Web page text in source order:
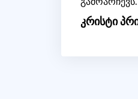
კრისტი